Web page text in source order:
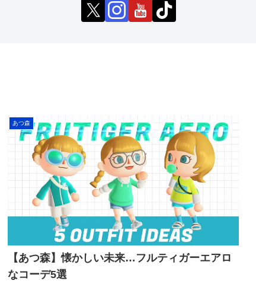
あつ森
【あつ森】懐かしい未来…フルティガーエアロ
なコーデ5選